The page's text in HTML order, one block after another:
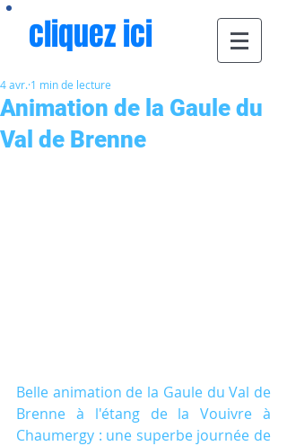
cliquez ici
Animation de la Gaule du
Val de Brenne
4 avr. 1 min de lecture
Belle animation de la Gaule du Val de
Brenne à l'étang de la Vouivre à
Chaumergy : une superbe journée de